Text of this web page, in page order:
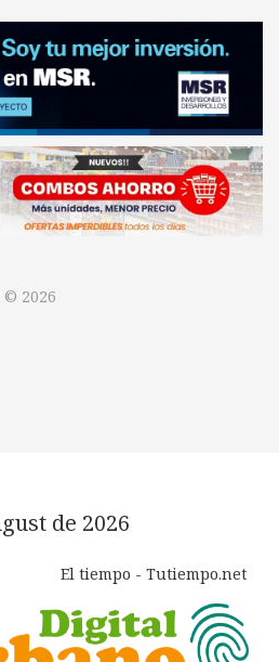
2026
de 2026
El tiempo - Tutiempo.net